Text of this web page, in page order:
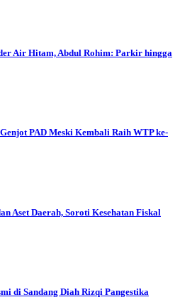
Air Hitam, Abdul Rohim: Parkir hingga
PAD Meski Kembali Raih WTP ke-
Aset Daerah, Soroti Kesehatan Fiskal
di Sandang Diah Rizqi Pangestika